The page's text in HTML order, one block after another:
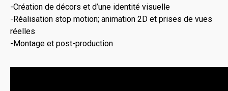
-Création de décors et d’une identité visuelle
-Réalisation stop motion; animation 2D et prises de vues
réelles
-Montage et post-production